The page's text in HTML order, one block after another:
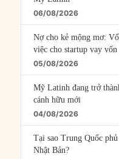
06/08/2026
Nợ cho kẻ mộng mơ:
việc cho startup vay vốn
05/08/2026
Mỹ Latinh đang trở
cánh hữu mới
04/08/2026
Tại sao Trung Quốc
Nhật Bản?